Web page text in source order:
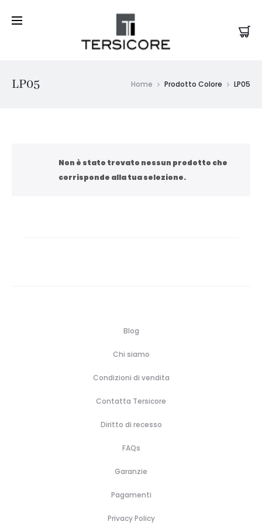
LP05 Home Prodotto Colore LP05
Non è stato trovato nessun prodotto che
corrisponde alla tua selezione.
Blog
Chi siamo
Condizioni di vendita
Contatta Tersicore
Diritto di recesso
FAQs
Garanzie
Pagamenti
Privacy Policy